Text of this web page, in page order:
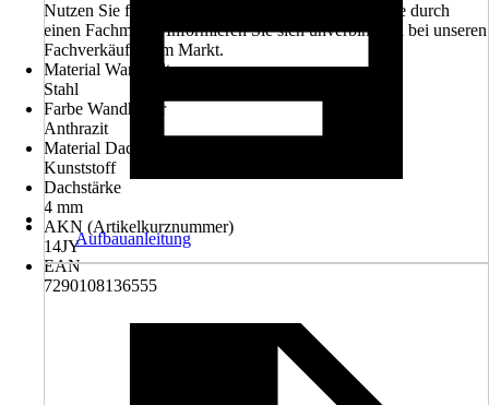
Nutzen Sie für die Montage unseren Montageservice durch
einen Fachmann. Informieren Sie sich unverbindlich bei unseren
Fachverkäufern im Markt.
Material Wandhalter
Stahl
Farbe Wandhalter
Anthrazit
Material Dach
Kunststoff
Dachstärke
4 mm
AKN (Artikelkurznummer)
14JY
EAN
7290108136555
Aufbauanleitung